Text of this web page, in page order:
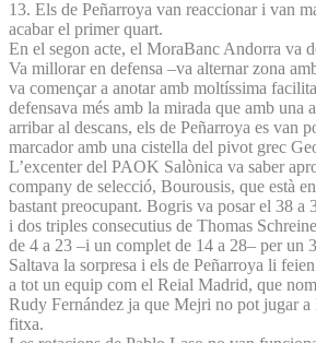
13. Els de Peñarroya van reaccionar i van
acabar el primer quart.
En el segon acte, el MoraBanc Andorra va
Va millorar en defensa –va alternar zona
va començar a anotar amb moltíssima
defensava més amb la mirada que amb una
arribar al descans, els de Peñarroya es van
marcador amb una cistella del pivot grec
L’excenter del PAOK Salònica va saber
company de selecció, Bourousis, que està
bastant preocupant. Bogris va posar el 38 a
i dos triples consecutius de Thomas
de 4 a 23 –i un complet de 14 a 28– per un
Saltava la sorpresa i els de Peñarroya li
a tot un equip com el Reial Madrid, que
Rudy Fernández ja que Mejri no pot jugar
fitxa.